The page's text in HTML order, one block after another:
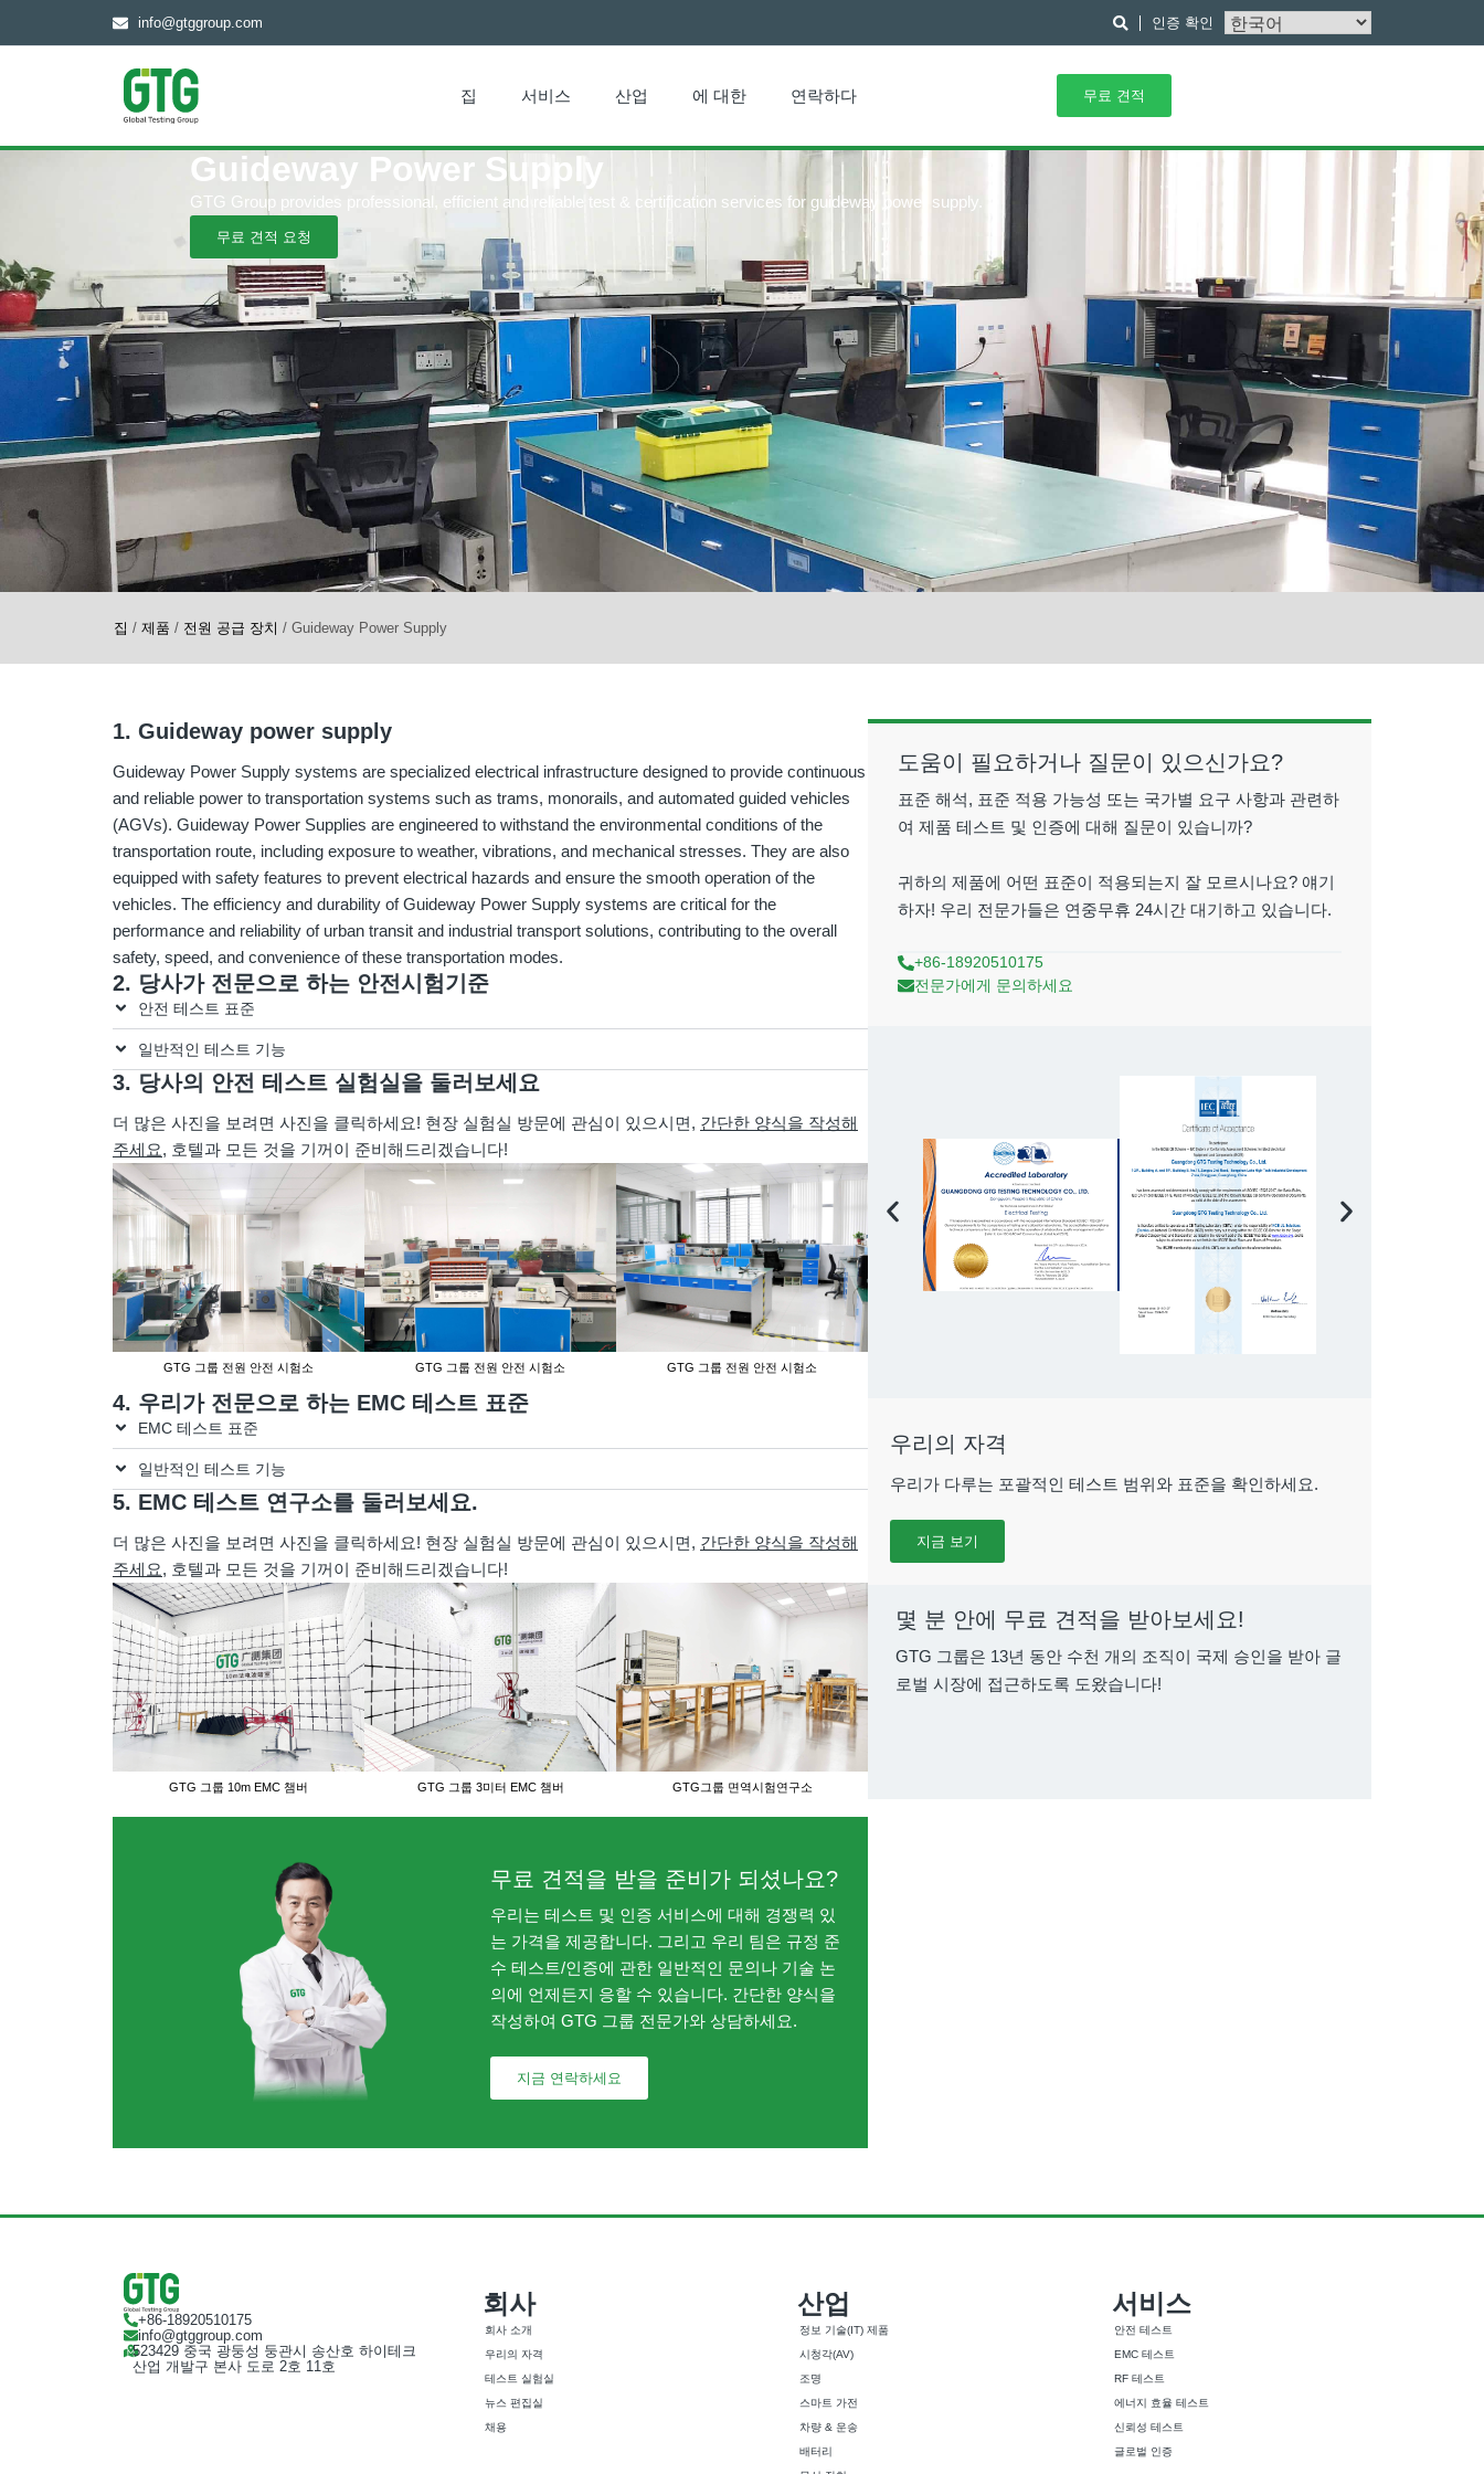
info@gtggroup.com 인증 확인
집 서비스 산업 에 대한 연락하다 무료 견적
Guideway Power Supply
GTG Group provides professional, efficient and reliable test & certification services for guideway power supply.
무료 견적 요청
집 / 제품 / 전원 공급 장치 / Guideway Power Supply
1. Guideway power supply
Guideway Power Supply systems are specialized electrical infrastructure designed to provide continuous
and reliable power to transportation systems such as trams, monorails, and automated guided vehicles
(AGVs). Guideway Power Supplies are engineered to withstand the environmental conditions of the
transportation route, including exposure to weather, vibrations, and mechanical stresses. They are also
equipped with safety features to prevent electrical hazards and ensure the smooth operation of the
vehicles. The efficiency and durability of Guideway Power Supply systems are critical for the
performance and reliability of urban transit and industrial transport solutions, contributing to the overall
safety, speed, and convenience of these transportation modes.
2. 당사가 전문으로 하는 안전시험기준
안전 테스트 표준
일반적인 테스트 기능
3. 당사의 안전 테스트 실험실을 둘러보세요
더 많은 사진을 보려면 사진을 클릭하세요! 현장 실험실 방문에 관심이 있으시면, 간단한 양식을 작성해
주세요, 호텔과 모든 것을 기꺼이 준비해드리겠습니다!
GTG 그룹 전원 안전 시험소 GTG 그룹 전원 안전 시험소 GTG 그룹 전원 안전 시험소
4. 우리가 전문으로 하는 EMC 테스트 표준
EMC 테스트 표준
일반적인 테스트 기능
5. EMC 테스트 연구소를 둘러보세요.
더 많은 사진을 보려면 사진을 클릭하세요! 현장 실험실 방문에 관심이 있으시면, 간단한 양식을 작성해
주세요, 호텔과 모든 것을 기꺼이 준비해드리겠습니다!
GTG 그룹 10m EMC 챔버 GTG 그룹 3미터 EMC 챔버 GTG그룹 면역시험연구소
무료 견적을 받을 준비가 되셨나요?
우리는 테스트 및 인증 서비스에 대해 경쟁력 있
는 가격을 제공합니다. 그리고 우리 팀은 규정 준
수 테스트/인증에 관한 일반적인 문의나 기술 논
의에 언제든지 응할 수 있습니다. 간단한 양식을
작성하여 GTG 그룹 전문가와 상담하세요.
지금 연락하세요
도움이 필요하거나 질문이 있으신가요?
표준 해석, 표준 적용 가능성 또는 국가별 요구 사항과 관련하
여 제품 테스트 및 인증에 대해 질문이 있습니까?
귀하의 제품에 어떤 표준이 적용되는지 잘 모르시나요? 얘기
하자! 우리 전문가들은 연중무휴 24시간 대기하고 있습니다.
+86-18920510175
전문가에게 문의하세요
우리의 자격
우리가 다루는 포괄적인 테스트 범위와 표준을 확인하세요.
지금 보기
몇 분 안에 무료 견적을 받아보세요!
GTG 그룹은 13년 동안 수천 개의 조직이 국제 승인을 받아 글
로벌 시장에 접근하도록 도왔습니다!
+86-18920510175
info@gtggroup.com
523429 중국 광둥성 둥관시 송산호 하이테크
산업 개발구 본사 도로 2호 11호
회사
회사 소개
우리의 자격
테스트 실험실
뉴스 편집실
채용
산업
정보 기술(IT) 제품
시청각(AV)
조명
스마트 가전
차량 & 운송
배터리
서비스
안전 테스트
EMC 테스트
RF 테스트
에너지 효율 테스트
신뢰성 테스트
글로벌 인증